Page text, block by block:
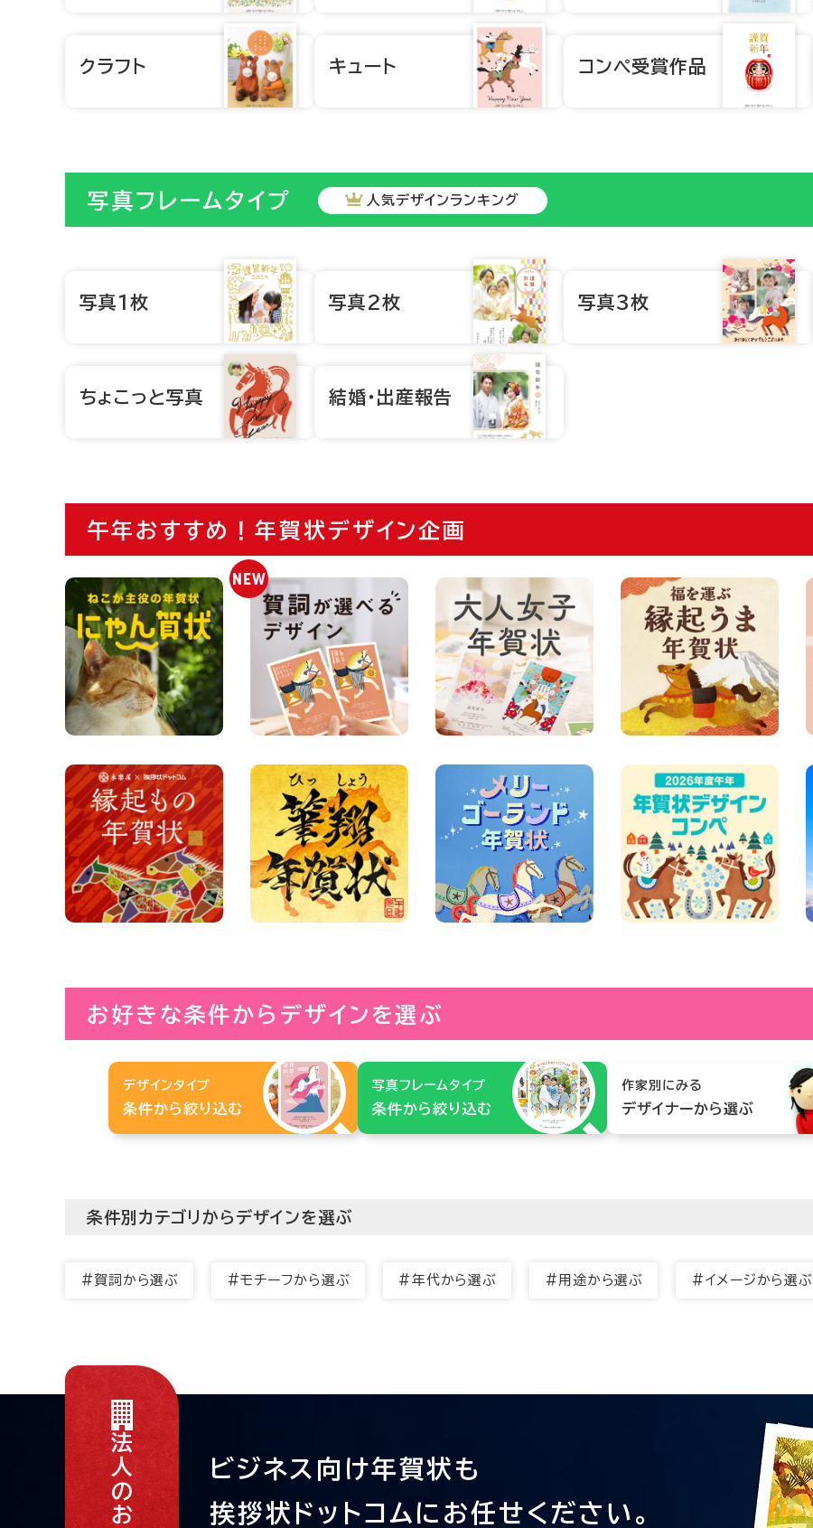
クラフト キュート コンペ受賞作品
写真フレームタイプ 人気デザインランキング
写真1枚 写真2枚 写真3枚
ちょこっと写真 結婚・出産報告
午年おすすめ！年賀状デザイン企画
NEW
お好きな条件からデザインを選ぶ
デザインタイプ
条件から絞り込む
写真フレームタイプ
条件から絞り込む
作家別にみる
デザイナーから選ぶ
条件別カテゴリからデザインを選ぶ
#賀詞から選ぶ #モチーフから選ぶ #年代から選ぶ #用途から選ぶ #イメージから選ぶ
ビジネス向け年賀状も
挨拶状ドットコムにお任せください。